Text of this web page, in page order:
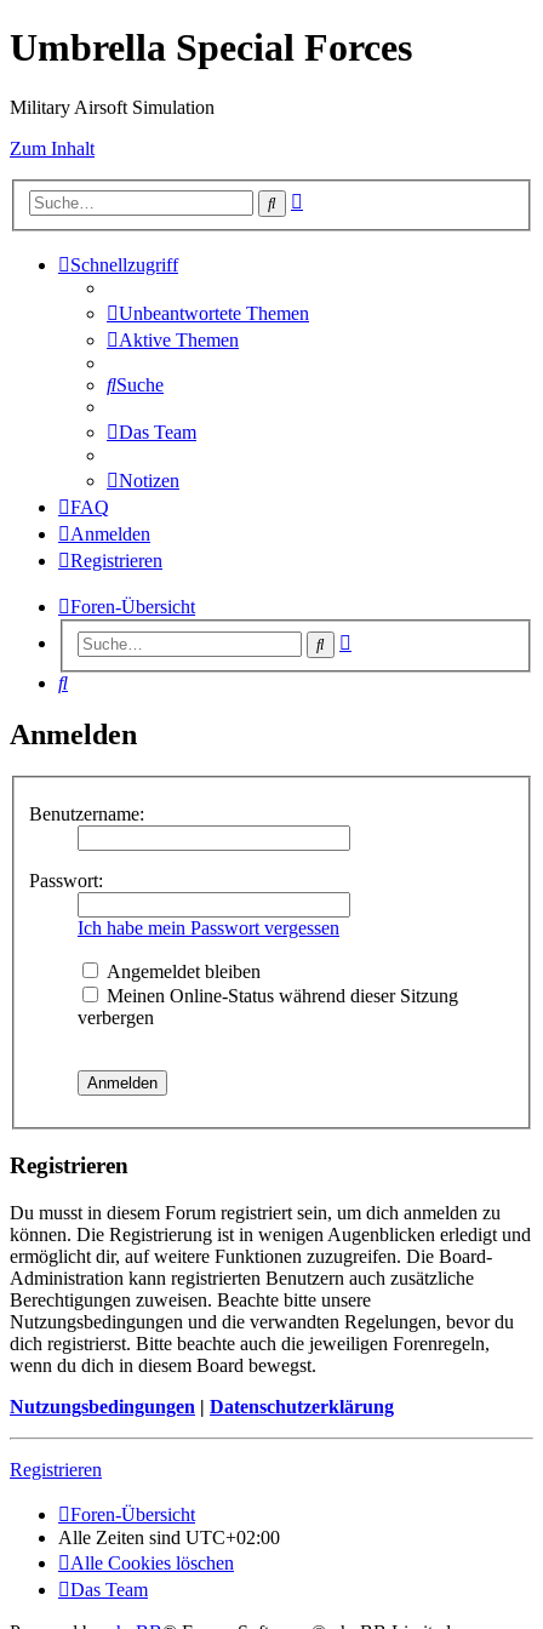
Umbrella Special Forces
Military Airsoft Simulation
Zum Inhalt
Suche
Schnellzugriff
Unbeantwortete Themen
Aktive Themen
Suche
Das Team
Notizen
FAQ
Anmelden
Registrieren
Foren-Übersicht
Suche
Suche
Anmelden
Benutzername:
Passwort:
Ich habe mein Passwort vergessen
Angemeldet bleiben
Meinen Online-Status während dieser Sitzung
verbergen
Registrieren
Du musst in diesem Forum registriert sein, um dich anmelden zu
können. Die Registrierung ist in wenigen Augenblicken erledigt und
ermöglicht dir, auf weitere Funktionen zuzugreifen. Die Board-
Administration kann registrierten Benutzern auch zusätzliche
Berechtigungen zuweisen. Beachte bitte unsere
Nutzungsbedingungen und die verwandten Regelungen, bevor du
dich registrierst. Bitte beachte auch die jeweiligen Forenregeln,
wenn du dich in diesem Board bewegst.
Nutzungsbedingungen | Datenschutzerklärung
Registrieren
Foren-Übersicht
Alle Zeiten sind UTC+02:00
Alle Cookies löschen
Das Team